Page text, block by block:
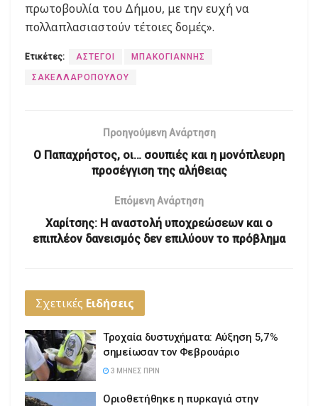
πρωτοβουλία του Δήμου, με την ευχή να
πολλαπλασιαστούν τέτοιες δομές».
Ετικέτες: ΑΣΤΕΓΟΙ ΜΠΑΚΟΓΙΑΝΝΗΣ
ΣΑΚΕΛΛΑΡΟΠΟΥΛΟΥ
Προηγούμενη Ανάρτηση
Ο Παπαχρήστος, οι… σουπιές και η μονόπλευρη
προσέγγιση της αλήθειας
Επόμενη Ανάρτηση
Χαρίτσης: Η αναστολή υποχρεώσεων και ο
επιπλέον δανεισμός δεν επιλύουν το πρόβλημα
Σχετικές Ειδήσεις
Τροχαία δυστυχήματα: Αύξηση 5,7%
σημείωσαν τον Φεβρουάριο
3 ΜΉΝΕΣ ΠΡΙΝ
Οριοθετήθηκε η πυρκαγιά στην